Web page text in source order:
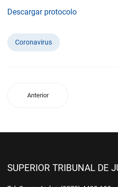
Descargar protocolo
Coronavirus
Anterior
SUPERIOR TRIBUNAL DE